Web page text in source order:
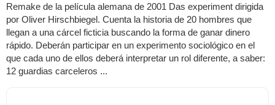
Remake de la película alemana de 2001 Das experiment dirigida
por Oliver Hirschbiegel. Cuenta la historia de 20 hombres que
llegan a una cárcel ficticia buscando la forma de ganar dinero
rápido. Deberán participar en un experimento sociológico en el
que cada uno de ellos deberá interpretar un rol diferente, a saber:
12 guardias carceleros ...